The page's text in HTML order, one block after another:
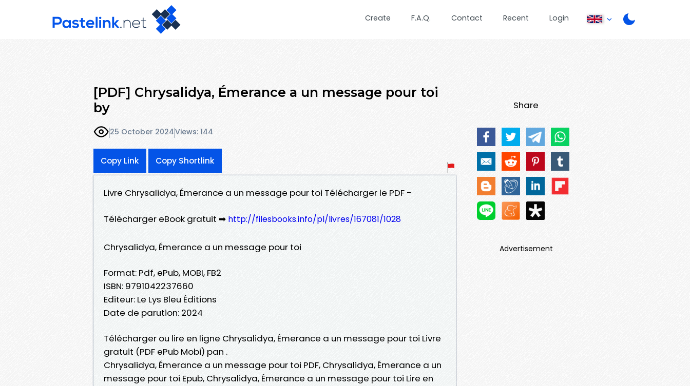
Create F.A.Q. Contact Recent Login
[PDF] Chrysalidya, Émerance a un message pour toi
by
25 October 2024Views: 144
Copy Link Copy Shortlink
Livre Chrysalidya, Émerance a un message pour toi Télécharger le PDF -
Télécharger eBook gratuit ➡ http://filesbooks.info/pl/livres/167081/1028
Chrysalidya, Émerance a un message pour toi
Format: Pdf, ePub, MOBI, FB2
ISBN: 9791042237660
Editeur: Le Lys Bleu Éditions
Date de parution: 2024
Télécharger ou lire en ligne Chrysalidya, Émerance a un message pour toi Livre
gratuit (PDF ePub Mobi) pan .
Chrysalidya, Émerance a un message pour toi PDF, Chrysalidya, Émerance a un
message pour toi Epub, Chrysalidya, Émerance a un message pour toi Lire en
Share
Advertisement